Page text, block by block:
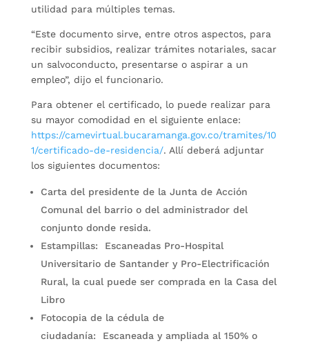
utilidad para múltiples temas.
“Este documento sirve, entre otros aspectos, para
recibir subsidios, realizar trámites notariales, sacar
un salvoconducto, presentarse o aspirar a un
empleo”, dijo el funcionario.
Para obtener el certificado, lo puede realizar para
su mayor comodidad en el siguiente enlace:
https://camevirtual.bucaramanga.gov.co/tramites/10
1/certificado-de-residencia/. Allí deberá adjuntar
los siguientes documentos:
Carta del presidente de la Junta de Acción
Comunal del barrio o del administrador del
conjunto donde resida.
Estampillas: Escaneadas Pro-Hospital
Universitario de Santander y Pro-Electrificación
Rural, la cual puede ser comprada en la Casa del
Libro
Fotocopia de la cédula de
ciudadanía: Escaneada y ampliada al 150% o